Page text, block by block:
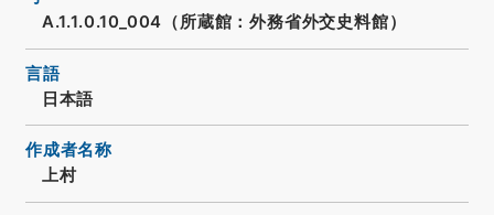
A.1.1.0.10_004（所蔵館：外務省外交史料館）
言語
日本語
作成者名称
上村